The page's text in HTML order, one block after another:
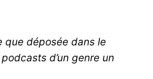
que déposée dans le
d’un genre un